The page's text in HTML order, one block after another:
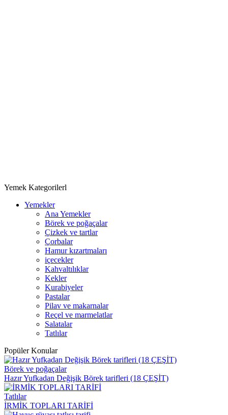
Yemek Kategorilerl
Yemekler
Ana Yemekler
Börek ve poğaçalar
Çizkek ve tartlar
Çorbalar
Hamur kızartmaları
içecekler
Kahvaltılıklar
Kekler
Kurabiyeler
Pastalar
Pilav ve makarnalar
Reçel ve marmelatlar
Salatalar
Tatlılar
Popüler Konular
Börek ve poğaçalar
Hazır Yufkadan Değişik Börek tarifleri (18 ÇEŞİT)
Tatlılar
İRMİK TOPLARI TARİFİ